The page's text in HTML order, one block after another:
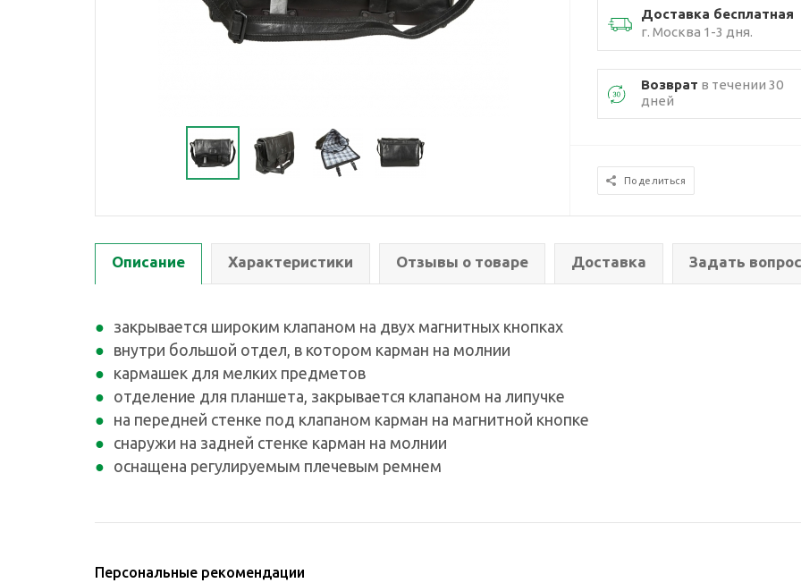
Доставка бесплатная
г. Москва 1-3 дня.
Возврат в течении 30
дней
Поделиться
Описание Характеристики Отзывы о товаре Доставка Задать вопрос
закрывается широким клапаном на двух магнитных кнопках
внутри большой отдел, в котором карман на молнии
кармашек для мелких предметов
отделение для планшета, закрывается клапаном на липучке
на передней стенке под клапаном карман на магнитной кнопке
снаружи на задней стенке карман на молнии
оснащена регулируемым плечевым ремнем
Персональные рекомендации